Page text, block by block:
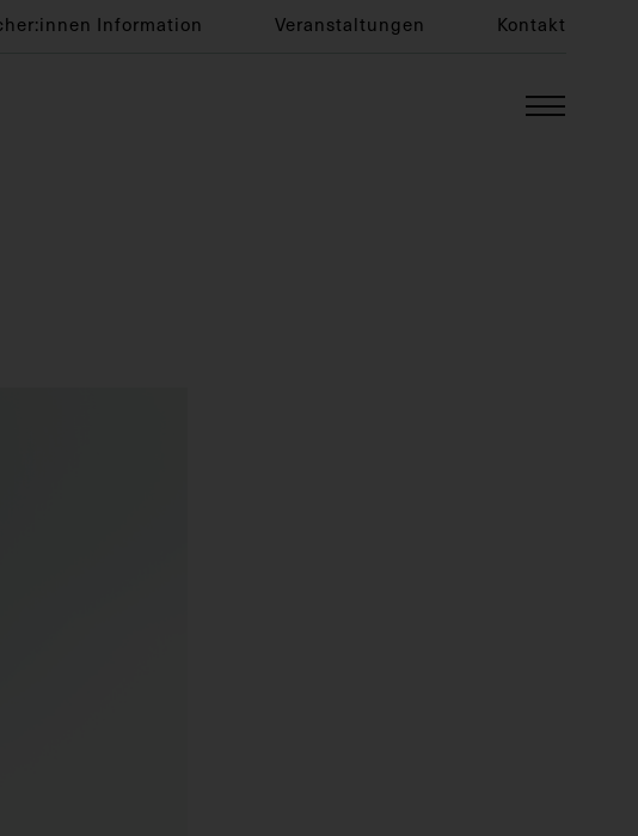
Information Veranstaltungen Kontakt